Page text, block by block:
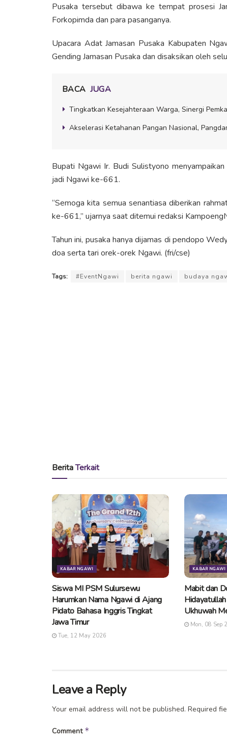
Pusaka tersebut dibawa ke tempat prosesi
Forkopimda dan para pasanganya.
Upacara Adat Jamasan Pusaka Kabupaten
Gending Jamasan Pusaka dan disaksikan oleh
BACA JUGA
Tingkatkan Kesejahteraan Warga, Sinergi
Akselerasi Ketahanan Pangan Nasional,
Bupati Ngawi Ir. Budi Sulistyono
jadi Ngawi ke-661.
“Semoga kita semua senantiasa diberikan
ke-661,” ujarnya saat ditemui redaksi
Tahun ini, pusaka hanya dijamas di pendopo
doa serta tari orek-orek Ngawi. (fri/cse)
Tags: #EventNgawi berita ngawi budaya
BeritaTerkait
KABAR NGAWI
Siswa MI PSM Sulursewu
Harumkan Nama Ngawi di Ajang
Pidato Bahasa Inggris Tingkat
Jawa Timur
Tue, 12 May 2026
KABAR NGAWI
Mabit dan
Ukhuwah
Mon, 08 Sep
Leave a Reply
Your email address will not be published. Required
Comment *